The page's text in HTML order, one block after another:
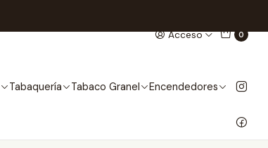
Acceso 0
Tabaquería Tabaco Granel Encendedores